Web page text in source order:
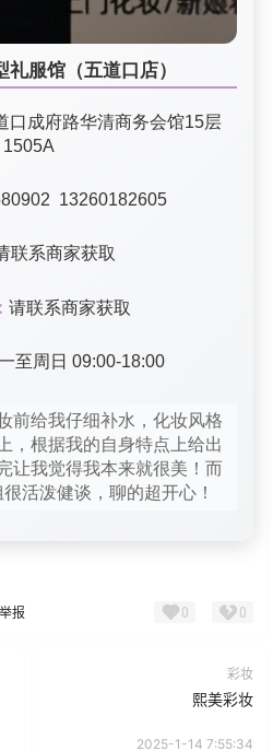
服馆（五道口店）
口成府路华清商务会馆15层
1505A
13260182605
联系商家获取
请联系商家获取
至周日 09:00-18:00
前给我仔细补水，化妆风格
，根据我的自身特点上给出
让我觉得我本来就很美！而
活泼健谈，聊的超开心！
举报 0 0
彩妆
熙美彩妆
2025-1-14 7:55:34